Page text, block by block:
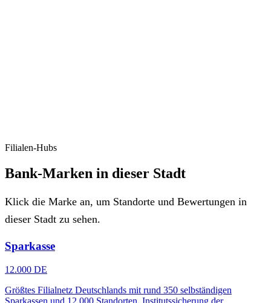
Filialen-Hubs
Bank-Marken in dieser Stadt
Klick die Marke an, um Standorte und Bewertungen in
dieser Stadt zu sehen.
Sparkasse
12.000 DE
Größtes Filialnetz Deutschlands mit rund 350 selbständigen
Sparkassen und 12.000 Standorten. Institutssicherung der